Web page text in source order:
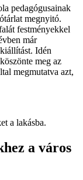
pedagógusainak
megnyitó.
festményekkel
már
Idén
meg az
megmutatva azt,
a város